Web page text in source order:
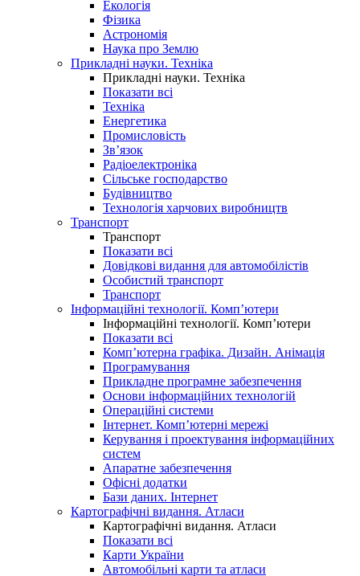
Екологія
Фізика
Астрономія
Наука про Землю
Прикладні науки. Техніка
Прикладні науки. Техніка
Показати всі
Техніка
Енергетика
Промисловість
Зв’язок
Радіоелектроніка
Сільське господарство
Будівництво
Технологія харчових виробництв
Транспорт
Транспорт
Показати всі
Довідкові видання для автомобілістів
Особистий транспорт
Транспорт
Інформаційні технології. Комп’ютери
Інформаційні технології. Комп’ютери
Показати всі
Комп’ютерна графіка. Дизайн. Анімація
Програмування
Прикладне програмне забезпечення
Основи інформаційних технологій
Операційні системи
Інтернет. Комп’ютерні мережі
Керування і проектування інформаційних
систем
Апаратне забезпечення
Офісні додатки
Бази даних. Інтернет
Картографічні видання. Атласи
Картографічні видання. Атласи
Показати всі
Карти України
Автомобільні карти та атласи